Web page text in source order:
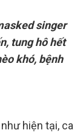
singer
tung hô hết
khó, bệnh
hiện tại, ca